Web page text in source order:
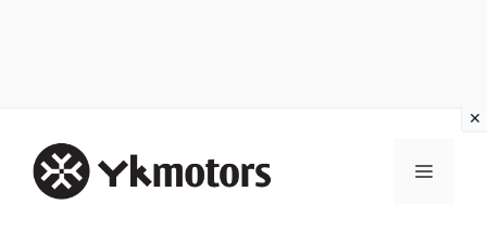
contenuto
MENU